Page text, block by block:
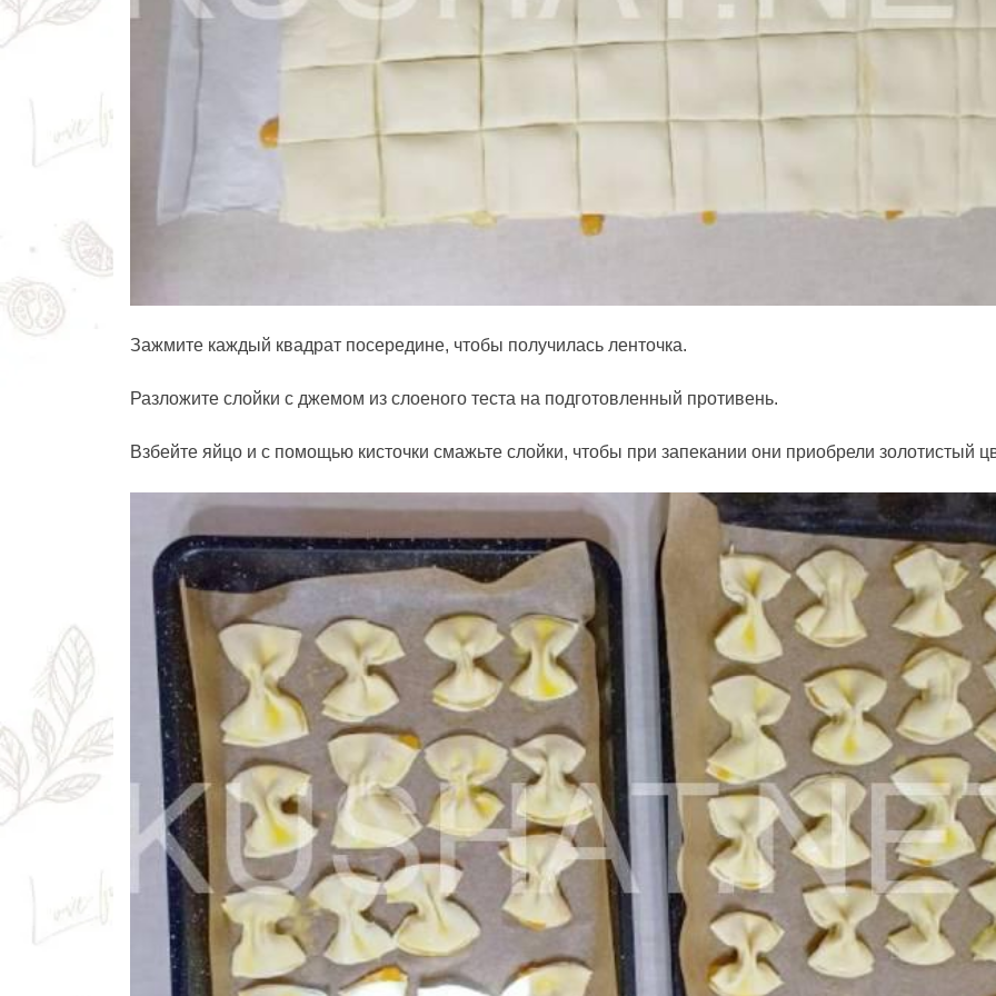
Зажмите каждый квадрат посередине, чтобы получилась ленточка.
Разложите слойки с джемом из слоеного теста на подготовленный противень.
Взбейте яйцо и с помощью кисточки смажьте слойки, чтобы при запекании они приобрели золотистый